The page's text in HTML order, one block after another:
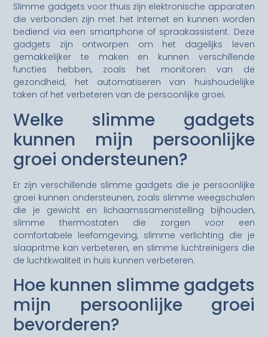
Slimme gadgets voor thuis zijn elektronische apparaten
die verbonden zijn met het internet en kunnen worden
bediend via een smartphone of spraakassistent. Deze
gadgets zijn ontworpen om het dagelijks leven
gemakkelijker te maken en kunnen verschillende
functies hebben, zoals het monitoren van de
gezondheid, het automatiseren van huishoudelijke
taken of het verbeteren van de persoonlijke groei.
Welke slimme gadgets
kunnen mijn persoonlijke
groei ondersteunen?
Er zijn verschillende slimme gadgets die je persoonlijke
groei kunnen ondersteunen, zoals slimme weegschalen
die je gewicht en lichaamssamenstelling bijhouden,
slimme thermostaten die zorgen voor een
comfortabele leefomgeving, slimme verlichting die je
slaapritme kan verbeteren, en slimme luchtreinigers die
de luchtkwaliteit in huis kunnen verbeteren.
Hoe kunnen slimme gadgets
mijn persoonlijke groei
bevorderen?